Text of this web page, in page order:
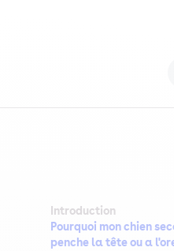
Introduction
Pourquoi mon chien
penche la tête ou a